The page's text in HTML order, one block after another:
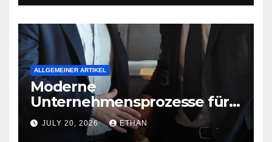
ALLGEMEINER ARTIKEL
Moderne
Unternehmensprozesse für
nachhaltige
Strukturentwicklung
JULY 20, 2026 ETHAN